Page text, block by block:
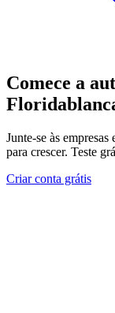
Comece a
Junte-se às
para crescer. Teste
Criar conta grátis